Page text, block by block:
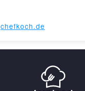
chefkoch.de